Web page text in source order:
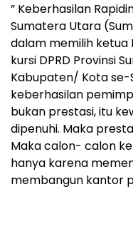
” Keberhasilan
Sumatera Utara
dalam memilih ketua
kursi DPRD Provinsi
Kabupaten/ Kota
keberhasilan
bukan prestasi, itu
dipenuhi. Maka
Maka calon- calon
hanya karena
membangun kantor